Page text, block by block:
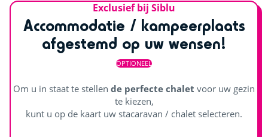
Exclusief bij Siblu
Accommodatie / kampeerplaats
afgestemd op uw wensen!
OPTIONEEL
Om u in staat te stellen de perfecte chalet voor uw gezin
te kiezen,
kunt u op de kaart uw stacaravan / chalet selecteren.